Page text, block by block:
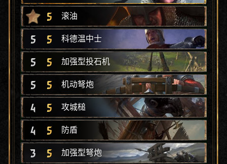
5 滚油
5 5 科德温中士
5 5 加强型投石机
5 5 机动弩炮
4 5 攻城槌
4 5 防盾
3 5 加强型弩炮